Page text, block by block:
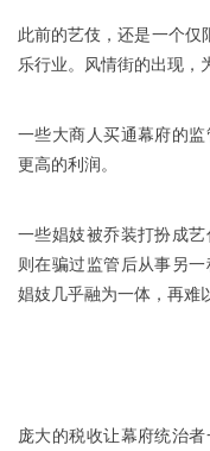
此前的艺伎，还是一个仅
乐行业。风情街的出现，
一些大商人买通幕府的
更高的利润。
一些娼妓被乔装打扮成
则在骗过监管后从事另
娼妓几乎融为一体，再难
庞大的税收让幕府统治